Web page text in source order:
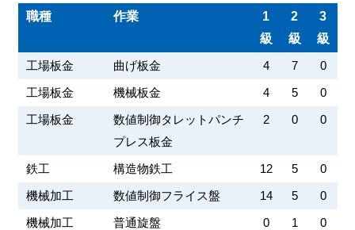
職種 作業
1
級
2
級
3
級
工場板金
曲げ板金 4 7
0
工場板金
機械板金 4 5
0
工場板金
数値制御タレットパンチ
プレス板金
2 0 0
鉄工 構造物鉄工 12 5
0
機械加工
数値制御フライス盤 14 5
0
機械加工
普通旋盤 0 1
0